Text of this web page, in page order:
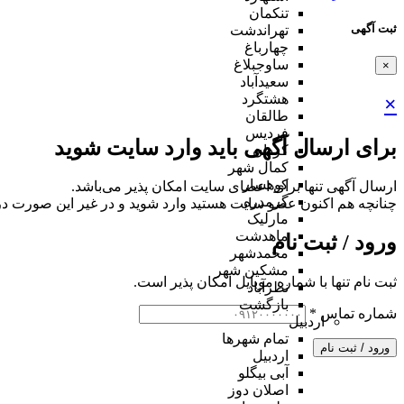
ثبت آگهی
×
×
برای ارسال آگهی باید وارد سایت شوید
ارسال آگهی تنها برای اعضای سایت امکان پذیر می‌باشد.
چنانچه هم‌ اکنون عضو سایت هستید وارد شوید و در غیر این صورت
ورود / ثبت نام
ثبت نام تنها با شماره موبایل امکان پذیر است.
شماره تماس *
ورود / ثبت نام
تنکمان
تهراندشت
چهارباغ
ساوجبلاغ
سعیدآباد
هشتگرد
طالقان
فردیس
کردان
کمال شهر
کوهسار
گرمدره
مارلیک
ماهدشت
محمدشهر
مشکین شهر
نظرآباد
بازگشت
اردبیل
تمام شهر‌ها
اردبیل
آبی بیگلو
اصلان دوز